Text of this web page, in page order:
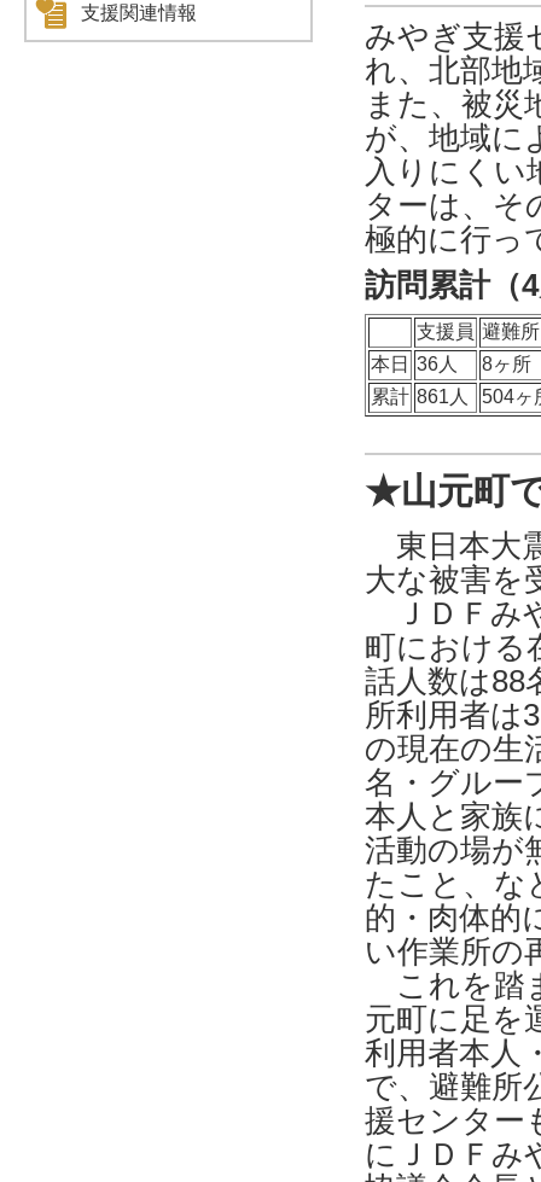
みやぎ支援
れ、北部地
また、被災
が、地域に
入りにくい
ターは、そ
極的に行っ
訪問累計（
支援員 避難所
本日 36人
8ヶ所
累計 861人 504ヶ
★山元町
東日本大
大な被害を
ＪＤＦみ
町における
話人数は88
所利用者は
の現在の生
名・グルー
本人と家族
活動の場が
たこと、な
的・肉体的
い作業所の
これを踏
元町に足を
利用者本人
で、避難所
援センター
にＪＤＦみ
支援関連情報